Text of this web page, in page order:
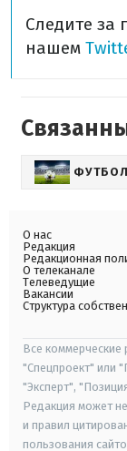
Следите за
нашем
ФУТБОЛ
О нас
Редакция
Редакционная
О телеканале
Телеведущие
Вакансии
Структура
Все
"Спецпроект" или
"Эксперт",
Редакция может
и правил
пользования